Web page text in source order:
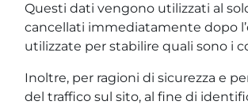
Questi dati vengono utilizzati al
cancellati immediatamente dopo
utilizzate per stabilire quali sono i
Inoltre, per ragioni di sicurezza e
del traffico sul sito, al fine di